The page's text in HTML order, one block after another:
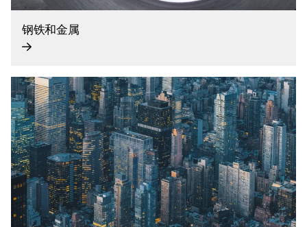
钢铁和金属